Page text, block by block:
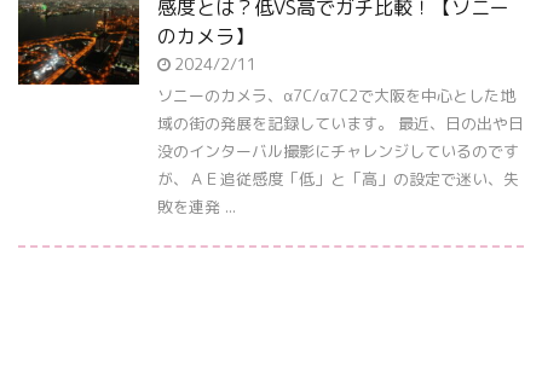
感度とは？低VS高でガチ比較！【ソニー
のカメラ】
2024/2/11
ソニーのカメラ、α7C/α7C2で大阪を中心とした地
域の街の発展を記録しています。 最近、日の出や日
没のインターバル撮影にチャレンジしているのです
が、ＡＥ追従感度「低」と「高」の設定で迷い、失
敗を連発 ...